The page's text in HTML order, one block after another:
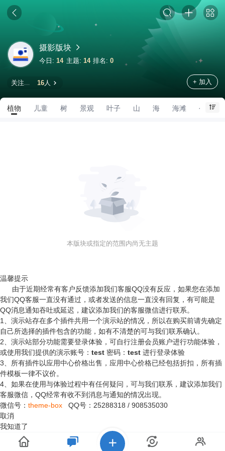
摄影版块
今日: 14 主题: 14 排名:0
关注 16人 + 加入
植物 儿童 树 景观 叶子 山 海 海滩 公园
本版块或指定的范围内尚无主题
温馨提示
由于近期经常有客户反馈添加我们客服QQ没有反应，如果您在添加
我们QQ客服一直没有通过，或者发送的信息一直没有回复，有可能是
QQ消息通知吞吐或延迟，建议添加我们的客服微信进行联系。
1、演示站存在多个插件共用一个演示站的情况，所以在购买前请先确定
自己所选择的插件包含的功能，如有不清楚的可与我们联系确认。
2、演示站部分功能需要登录体验，可自行注册会员账户进行功能体验，
或使用我们提供的演示账号： test 密码： test 进行登录体验
3、所有插件以应用中心价格出售，应用中心价格已经包括折扣，所有插
件模板一律不议价。
4、如果在使用与体验过程中有任何疑问，可与我们联系，建议添加我们
客服微信，QQ经常有收不到消息与通知的情况出现。
微信号： theme-box QQ号： 25288318 / 908535030
取消
我知道了